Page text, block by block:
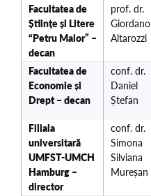
Facultatea de
Științe și Litere
“Petru Maior” –
decan
prof. dr.
Giordano
Altarozzi
Facultatea de
Economie și
Drept – decan
conf. dr.
Daniel
Ștefan
Filiala
universitară
UMFST-UMCH
Hamburg –
director
conf. dr.
Simona
Silviana
Mureșan